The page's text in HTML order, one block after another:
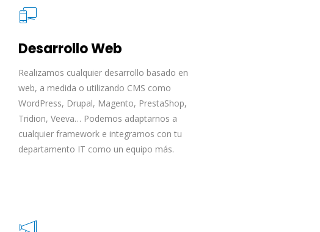
Desarrollo Web
Realizamos cualquier desarrollo basado en
web, a medida o utilizando CMS como
WordPress, Drupal, Magento, PrestaShop,
Tridion, Veeva… Podemos adaptarnos a
cualquier framework e integrarnos con tu
departamento IT como un equipo más.